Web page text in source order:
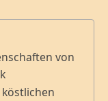
von